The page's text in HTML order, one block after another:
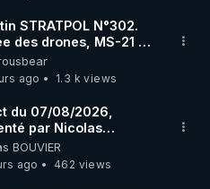
STRATPOL N°302.
des drones, MS-21 en
missiles coréens.
ago
1.3 k views
du 07/08/2026,
par Nicolas
BOUVIER
ago
462 views